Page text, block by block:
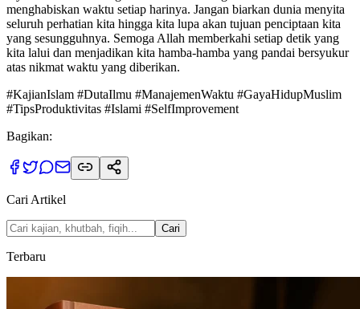
menghabiskan waktu setiap harinya. Jangan biarkan dunia menyita
seluruh perhatian kita hingga kita lupa akan tujuan penciptaan kita
yang sesungguhnya. Semoga Allah memberkahi setiap detik yang
kita lalui dan menjadikan kita hamba-hamba yang pandai bersyukur
atas nikmat waktu yang diberikan.
#KajianIslam #DutaIlmu #ManajemenWaktu #GayaHidupMuslim
#TipsProduktivitas #Islami #SelfImprovement
Bagikan:
Cari Artikel
Cari
Terbaru